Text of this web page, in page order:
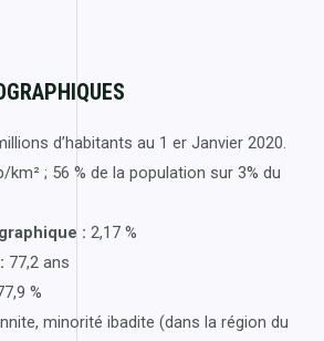
d’habitants au 1 er Janvier 2020.
km² ; 56 % de la population sur 3% du
: 2,17 %
77,2 ans
%
minorité ibadite (dans la région du